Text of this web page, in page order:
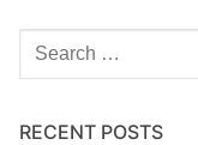
RECENT POSTS